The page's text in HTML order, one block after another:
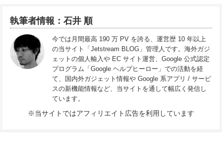
執筆者情報：石井 順
今では月間最高 190 万 PV を誇る、運営歴 10 年以上
の当サイト「Jetstream BLOG」管理人です。海外ガジ
ェットの個人輸入や EC サイト運営、Google 公式認定
プログラム「Google ヘルプヒーロー」での活動を経
て、国内外ガジェット情報や Google 系アプリ / サービ
スの新機能情報など、当サイトを通して幅広く発信し
ています。
※当サイトではアフィリエイト広告を利用しています